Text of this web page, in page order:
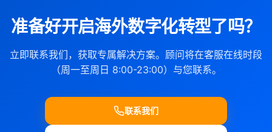
准备好开启海外数字化转型了吗？
立即联系我们，获取专属解决方案。顾问将在客服在线时段
（周一至周日 8:00-23:00）与您联系。
联系我们